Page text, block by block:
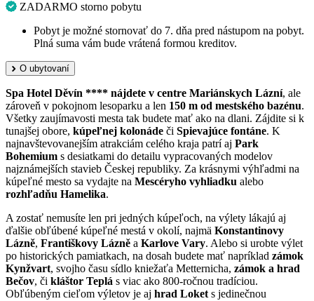
ZADARMO storno pobytu
Pobyt je možné stornovať do 7. dňa pred nástupom na pobyt.
Plná suma vám bude vrátená formou kreditov.
O ubytovaní
Spa Hotel Děvín **** nájdete v centre Mariánskych Lázní, ale
zároveň v pokojnom lesoparku a len 150 m od mestského bazénu.
Všetky zaujímavosti mesta tak budete mať ako na dlani. Zájdite si k
tunajšej obore, kúpeľnej kolonáde či Spievajúce fontáne. K
najnavštevovanejším atrakciám celého kraja patrí aj Park
Bohemium s desiatkami do detailu vypracovaných modelov
najznámejších stavieb Českej republiky. Za krásnymi výhľadmi na
kúpeľné mesto sa vydajte na Mescéryho vyhliadku alebo
rozhľadňu Hamelika.
A zostať nemusíte len pri jedných kúpeľoch, na výlety lákajú aj
ďalšie obľúbené kúpeľné mestá v okolí, najmä Konstantinovy
Lázně, Františkovy Lázně a Karlove Vary. Alebo si urobte výlet
po historických pamiatkach, na dosah budete mať napríklad zámok
Kynžvart, svojho času sídlo kniežaťa Metternicha, zámok a hrad
Bečov, či kláštor Teplá s viac ako 800-ročnou tradíciou.
Obľúbeným cieľom výletov je aj hrad Loket s jedinečnou